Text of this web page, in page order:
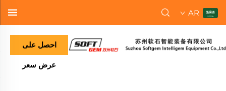
AR
احصل على
عرض سعر